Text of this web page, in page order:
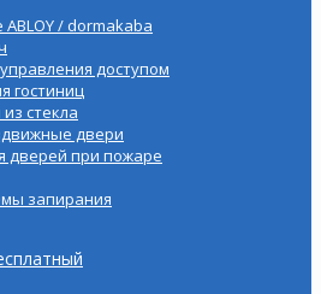
/ dormakaba
доступом
гостиниц
стекла
двери
дверей при пожаре
запирания